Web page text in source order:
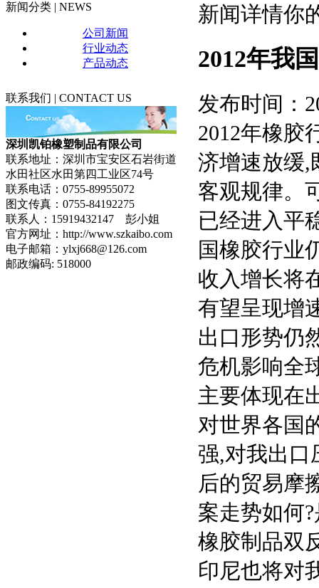
新闻分类 | NEWS
公司新闻
行业动态
产品动态
联系我们 | CONTACT US
深圳凯铂橡塑制品有限公司
联系地址：深圳市宝安区石岩街道
水田社区水田第四工业区74号
联系电话：0755-89955072
图文传真：0755-84192275
联系人：15919432147 彭小姐
官方网址：http://www.szkaibo.com
电子邮箱：ylxj668@126.com
邮政编码: 518000
新闻详情你
2012年我
发布时间
2012年橡胶
济增速放缓,
客观规律。
已经进入平
国橡胶行业
收入增长将
有望呈现增
出口形势仍
危机影响全
主要体现在
对世界各国
强,对我出口
后的贸易摩
案走势如何
橡胶制品双
印尼也将对